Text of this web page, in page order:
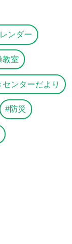
ンダー
教室
ンターだより
防災